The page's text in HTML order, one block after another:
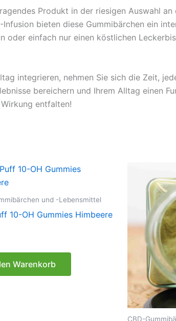
Produkt in der riesigen Auswahl
bieten diese Gummibärchen ein
oder einfach nur einen köstlichen
integrieren, nehmen Sie sich die Zeit,
bereichern und Ihrem Alltag einen
entfalten!
und -Lebensmittel
10-OH Gummies Himbeere
Warenkorb
CBD-